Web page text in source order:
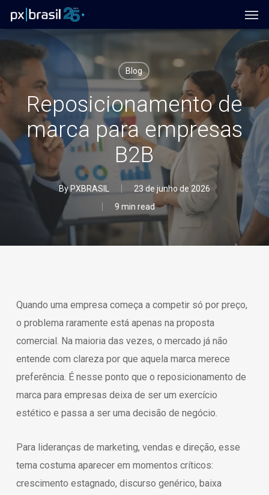
to
main
content
Blog
Reposicionamento de
marca para empresas
B2B
By PXBRASIL
23 de junho de 2026
9 min read
Quando uma empresa começa a competir só por preço,
o problema raramente está apenas na proposta
comercial. Na maioria das vezes, o mercado já não
entende com clareza por que aquela marca merece
preferência. É nesse ponto que o reposicionamento de
marca para empresas deixa de ser um exercício
estético e passa a ser uma decisão de negócio.
Para lideranças de marketing, vendas e direção, esse
tema costuma aparecer em momentos críticos:
crescimento estagnado, discurso genérico, baixa